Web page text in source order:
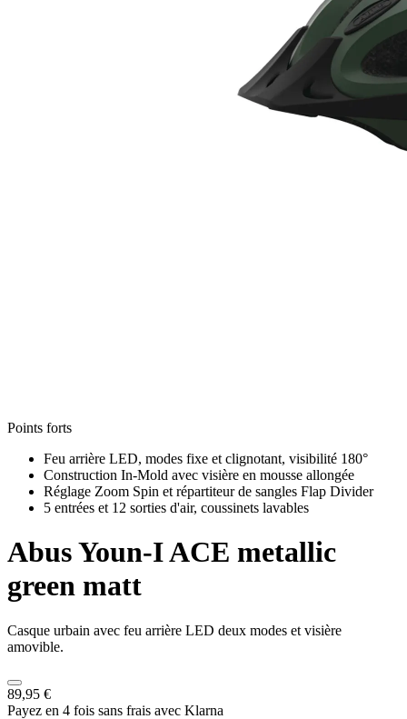
Points forts
Feu arrière LED, modes fixe et clignotant, visibilité 180°
Construction In-Mold avec visière en mousse allongée
Réglage Zoom Spin et répartiteur de sangles Flap Divider
5 entrées et 12 sorties d'air, coussinets lavables
AbusYoun-I ACE metallic
green matt
Casque urbain avec feu arrière LED deux modes et visière
amovible.
89,95 €
Payez en 4 fois sans frais avec Klarna